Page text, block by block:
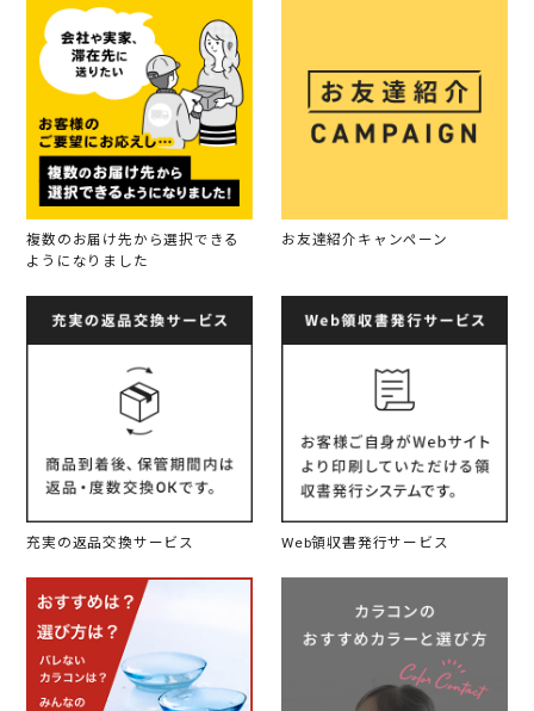
複数のお届け先から選択できる
ようになりました
お友達紹介キャンペーン
充実の返品交換サービス Web領収書発行サービス